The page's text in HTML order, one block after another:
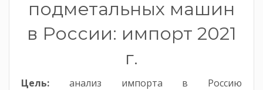
подметальных машин
в России: импорт 2021
г.
Цель: анализ импорта в Россию